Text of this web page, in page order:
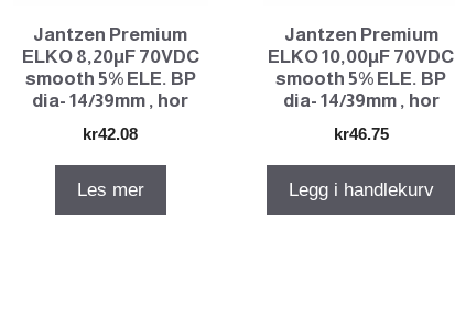
Jantzen Premium
ELKO 8,20µF 70VDC
smooth 5% ELE. BP
dia- 14/39mm , hor
kr42.08
Les mer
Jantzen Premium
ELKO 10,00µF 70VDC
smooth 5% ELE. BP
dia- 14/39mm , hor
kr46.75
Legg i handlekurv